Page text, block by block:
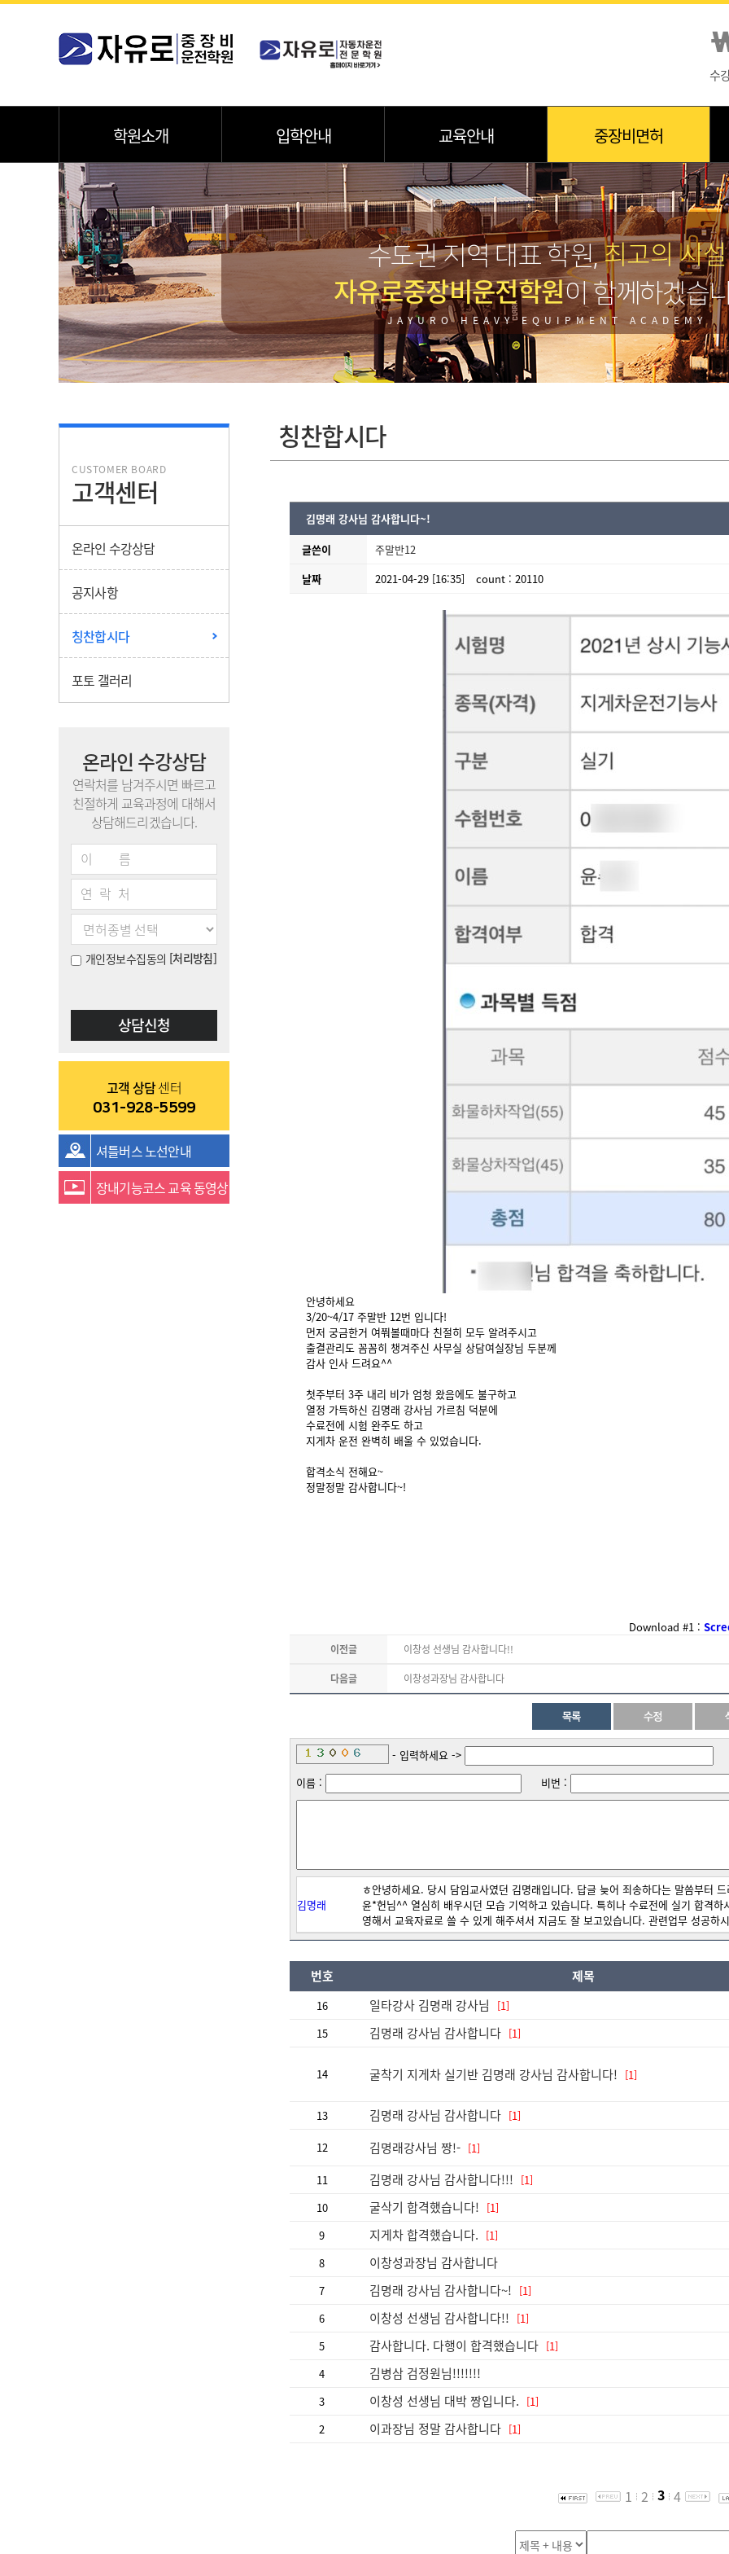
수
학원소개 입학안내 교육안내 중장비면허
수도권 지역 대표 학원,최고의 시설
자유로중장비운전학원이 함께하겠습
JAYURO HEAVY EQUIPMENT ACADEMY
CUSTOMER BOARD
고객센터
온라인 수강상담
공지사항
칭찬합시다
포토 갤러리
온라인 수강상담
연락처를 남겨주시면 빠르고
친절하게 교육과정에 대해서
상담해드리겠습니다.
이름
연락처
개인정보수집동의 [처리방침]
고객 상담센터
031-928-5599
셔틀버스 노선안내
장내기능코스 교육 동영상
칭찬합시다
김명래 강사님 감사합니다~!
글쓴이
주말반12
날짜
2021-04-29 [16:35] count : 20110
안녕하세요
3/20~4/17 주말반 12번 입니다!
먼저 궁금한거 여쭤볼때마다 친절히 모두 알려주시고
출결관리도 꼼꼼히 챙겨주신 사무실 상담여실장님 두분께
감사 인사 드려요^^
첫주부터 3주 내리 비가 엄청 왔음에도 불구하고
열정 가득하신 김명래 강사님 가르침 덕분에
수료전에 시험 완주도 하고
지게차 운전 완벽히 배울 수 있었습니다.
합격소식 전해요~
정말정말 감사합니다~!
Download #1 :
이전글
이창성 선생님 감사합니다!!
다음글
이창성과장님 감사합니다
- 입력하세요 ->
이름 :
비번 :
김명래
ㅎ안녕하세요. 당시 담임교사였던 김명래입니다. 답글 늦어 죄송하다는 말씀부터
윤*헌님^^ 열심히 배우시던 모습 기억하고 있습니다. 특히나 수료전에 실기 합격하
영해서 교육자료로 쓸 수 있게 해주셔서 지금도 잘 보고있습니다. 관련업무 성공하
번호 제목
16 일타강사 김명래 강사님
[1]
15
김명래 강사님 감사합니다 [1]
14 굴착기 지게차 실기반 김명래 강사님 감사합니다! [1]
13 김명래 강사님 감사합니다 [1]
12 김명래강사님 짱!- [1]
11 김명래 강사님 감사합니다!!! [1]
10
굴삭기 합격했습니다! [1]
9
지게차 합격했습니다. [1]
8
이창성과장님 감사합니다
7 김명래 강사님 감사합니다~! [1]
6
이창성 선생님 감사합니다!! [1]
5
감사합니다. 다행이 합격했습니다 [1]
4
김병삼 검정원님!!!!!!!
3 이창성 선생님 대박 짱입니다. [1]
2
이과장님 정말 감사합니다 [1]
1 2 3 4